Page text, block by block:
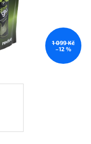
1 099 Kč
–12 %